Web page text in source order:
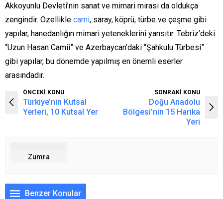
Akkoyunlu Devleti’nin sanat ve mimari mirası da oldukça
zengindir. Özellikle cami, saray, köprü, türbe ve çeşme gibi
yapılar, hanedanlığın mimari yeteneklerini yansıtır. Tebriz’deki
“Uzun Hasan Camii” ve Azerbaycan’daki “Şahkulu Türbesi”
gibi yapılar, bu dönemde yapılmış en önemli eserler
arasındadır.
ÖNCEKİ KONU
Türkiye’nin Kutsal
Yerleri, 10 Kutsal Yer
SONRAKİ KONU
Doğu Anadolu
Bölgesi’nin 15 Harika
Yeri
Zumra
Benzer Konular